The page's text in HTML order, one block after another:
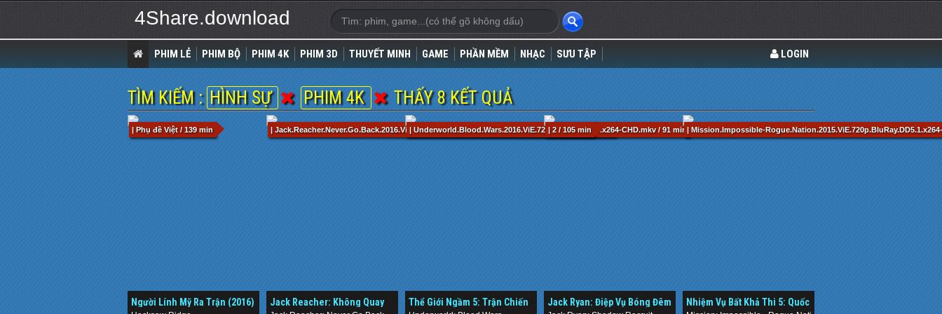
4Share.download
PHIM LẺ PHIM BỘ PHIM 4K PHIM 3D THUYẾT MINH GAME PHẦN MỀM NHẠC SƯU TẬP LOGIN
TÌM KIẾM : HÌNH SỰ PHIM 4K THẤY 8 KẾT QUẢ
| Phụ đề Việt / 139 min
Người Lính Mỹ Ra Trận (2016)
| Jack.Reacher.Never.Go.Back.2016.ViE.1080p.BluRay.DTS-ES.6.1.x264-HDChina.mkv / 118 min
Jack Reacher: Không Quay
| Underworld.Blood.Wars.2016.ViE.720p.BluRay.DTS.x264-CHD.mkv / 91 min
Thể Giới Ngầm 5: Trận Chiến
| 2 / 105 min
Jack Ryan: Điệp Vụ Bóng Đêm
| Mission.Impossible-
Nhiệm Vụ Bất Khả Thi 5: Quốc